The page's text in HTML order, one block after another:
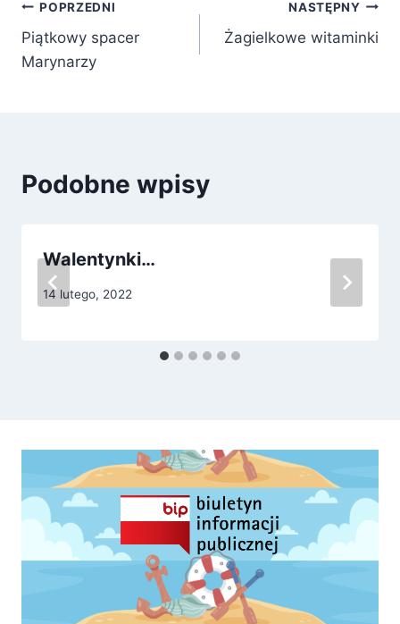
Nawigacja
wpisu
POPRZEDNI
Piątkowy spacer
Marynarzy
NASTĘPNY
Żagielkowe witaminki
Podobne wpisy
Walentynki…
14 lutego, 2022